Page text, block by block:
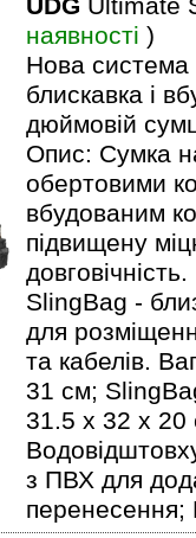
UDG Ultimate
наявності )
Нова система
блискавка і
дюймовій
Опис: Сумка
обертовими
вбудованим
підвищену
SlingBag -
для
та кабелів.
31 см;
31.5 x 32 x 20
з ПВХ для
перенесення;